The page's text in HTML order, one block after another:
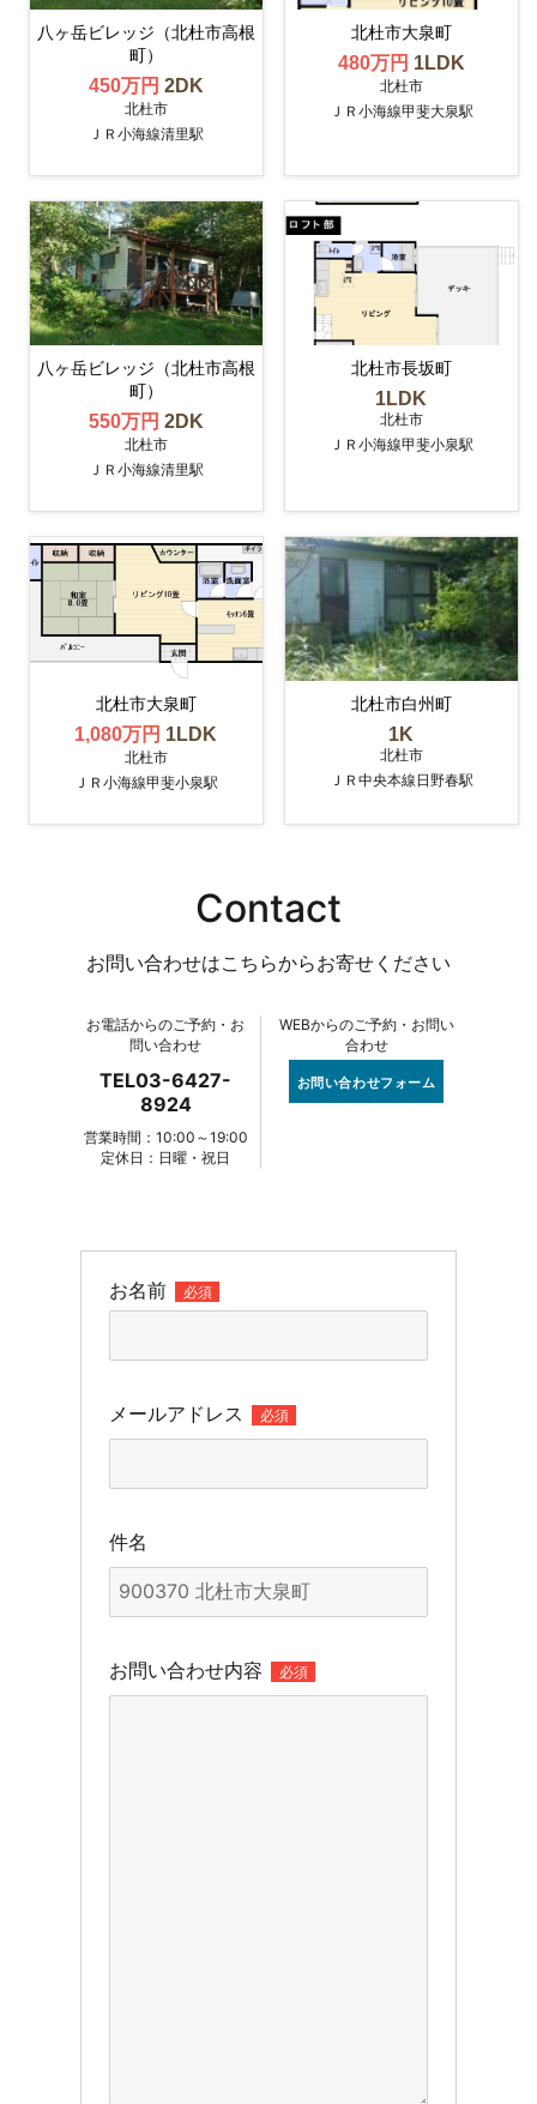
八ヶ岳ビレッジ（北杜市高根
町）
450万円 2DK
北杜市
ＪＲ小海線清里駅
北杜市大泉町
480万円 1LDK
北杜市
ＪＲ小海線甲斐大泉駅
八ヶ岳ビレッジ（北杜市高根
町）
550万円 2DK
北杜市
ＪＲ小海線清里駅
北杜市長坂町
1LDK
北杜市
ＪＲ小海線甲斐小泉駅
北杜市大泉町
1,080万円 1LDK
北杜市
ＪＲ小海線甲斐小泉駅
北杜市白州町
1K
北杜市
ＪＲ中央本線日野春駅
Contact
お問い合わせはこちらからお寄せください
お電話からのご予約・お
問い合わせ
TEL03-6427-
8924
営業時間：10:00～19:00
定休日：日曜・祝日
WEBからのご予約・お問い
合わせ
お問い合わせフォーム
お名前 必須
メールアドレス 必須
件名
お問い合わせ内容 必須